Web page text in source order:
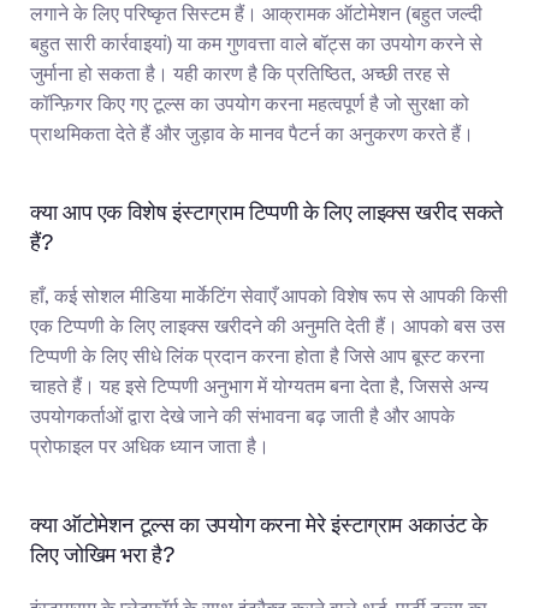
लगाने के लिए परिष्कृत सिस्टम हैं। आक्रामक ऑटोमेशन (बहुत जल्दी
बहुत सारी कार्रवाइयां) या कम गुणवत्ता वाले बॉट्स का उपयोग करने से
जुर्माना हो सकता है। यही कारण है कि प्रतिष्ठित, अच्छी तरह से
कॉन्फ़िगर किए गए टूल्स का उपयोग करना महत्वपूर्ण है जो सुरक्षा को
प्राथमिकता देते हैं और जुड़ाव के मानव पैटर्न का अनुकरण करते हैं।
क्या आप एक विशेष इंस्टाग्राम टिप्पणी के लिए लाइक्स खरीद सकते
हैं?
हाँ, कई सोशल मीडिया मार्केटिंग सेवाएँ आपको विशेष रूप से आपकी किसी
एक टिप्पणी के लिए लाइक्स खरीदने की अनुमति देती हैं। आपको बस उस
टिप्पणी के लिए सीधे लिंक प्रदान करना होता है जिसे आप बूस्ट करना
चाहते हैं। यह इसे टिप्पणी अनुभाग में योग्यतम बना देता है, जिससे अन्य
उपयोगकर्ताओं द्वारा देखे जाने की संभावना बढ़ जाती है और आपके
प्रोफाइल पर अधिक ध्यान जाता है।
क्या ऑटोमेशन टूल्स का उपयोग करना मेरे इंस्टाग्राम अकाउंट के
लिए जोखिम भरा है?